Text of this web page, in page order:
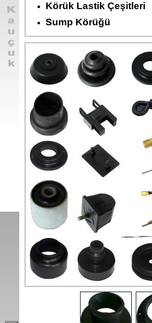
Körük Lastik Çeşitleri
Sump Körüğü